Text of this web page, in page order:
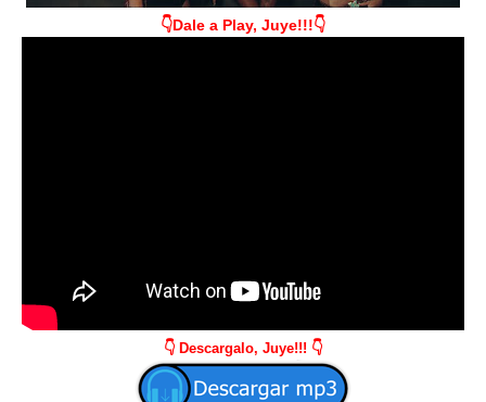
👇Dale a Play, Juye!!!👇
👇 Descargalo, Juye!!! 👇